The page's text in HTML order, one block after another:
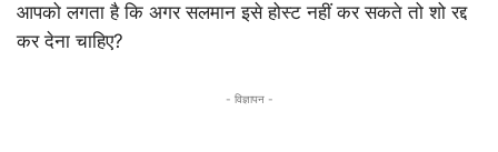
आपको लगता है कि अगर सलमान इसे होस्ट नहीं कर सकते तो शो रद्द
कर देना चाहिए?
- विज्ञापन -